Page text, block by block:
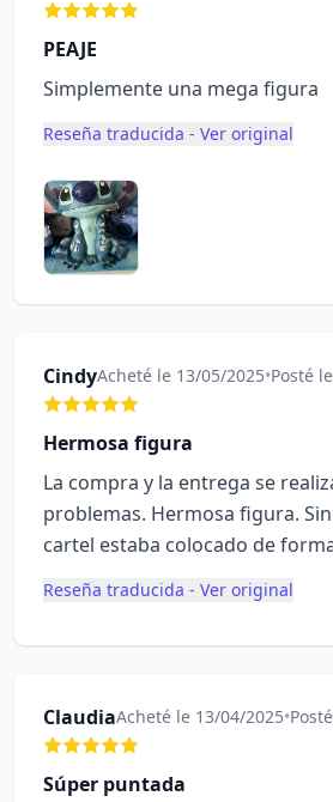
PEAJE
Simplemente una mega figura
Reseña traducida - Ver original
CindyAcheté le 13/05/2025•Posté
Hermosa figura
La compra y la entrega se
problemas. Hermosa figura.
cartel estaba colocado de
Reseña traducida - Ver original
ClaudiaAcheté le 13/04/2025•
Súper puntada